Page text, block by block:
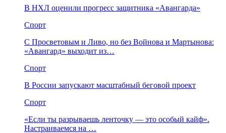
В НХЛ оценили прогресс защитника «Авангарда»
Спорт
С Просветовым и Ливо, но без Войнова и Мартынова:
«Авангард» выходит из…
Спорт
В России запускают масштабный беговой проект
Спорт
«Если ты разрываешь ленточку — это особый кайф».
Настраиваемся на …